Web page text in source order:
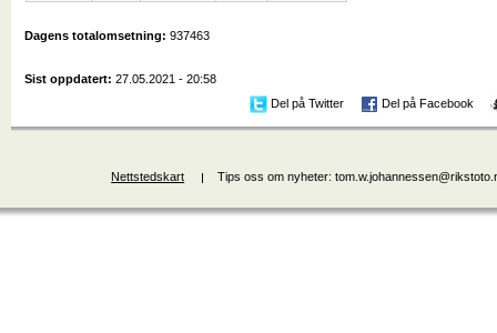
Dagens totalomsetning:937463
Sist oppdatert:27.05.2021 - 20:58
Del på Twitter
Del på Facebook
Nettstedskart Tips oss om nyheter: